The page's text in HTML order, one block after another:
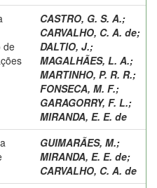
de
CASTRO, G. S. A.;
CARVALHO, C. A. de;
DALTIO, J.;
MAGALHÃES, L. A.;
MARTINHO, P. R. R.;
FONSECA, M. F.;
GARAGORRY, F. L.;
MIRANDA, E. E. de
GUIMARÃES, M.;
MIRANDA, E. E. de;
CARVALHO, C. A. de